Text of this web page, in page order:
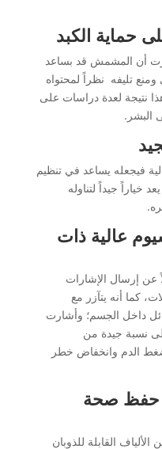
حماية الكبد
أن المشمش قد بساعد
تليفه نظراً لمحتواه
نتيجة لعدة دراسات على
البشر.
فيجعله يساعد في تنظيم
خياراً جيداً لتناوله
عالية ذات
عن إرسال الإشارات
كما أنه يتآزر مع
داخل الجسم؛ وأشارت
نسبة جيدة من
الدم وانخفاض خطر
حفظ صحة
القابلة للذوبان